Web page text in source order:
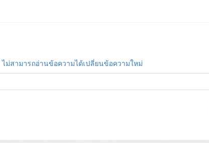
ไม่สามารถอ่านข้อความได้เปลี่ยนข้อความใหม่